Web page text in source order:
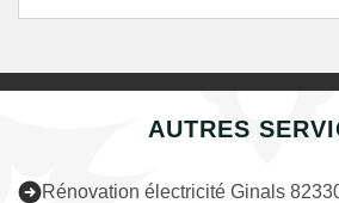
AUTRES
Rénovation électricité Ginals